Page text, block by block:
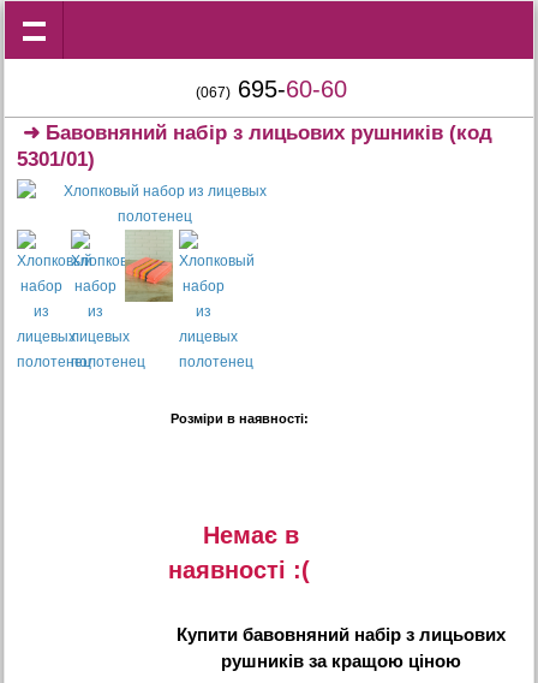
(067) 695-60-60
➜ Бавовняний набір з лицьових рушників (код
5301/01)
Розміри в наявності:
Немає в
наявностi :(
Купити бавовняний набір з лицьових
рушниківза кращою ціною